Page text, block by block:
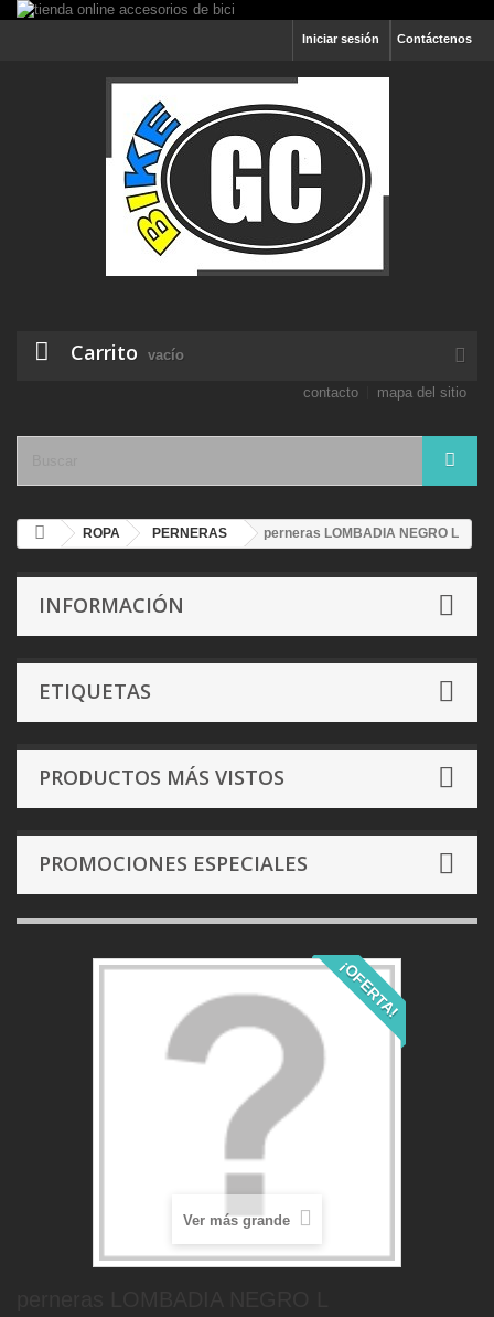
Contáctenos
Iniciar sesión
Carrito vacío
contacto mapa del sitio
ROPA PERNERAS perneras LOMBADIA NEGRO L
INFORMACIÓN
ETIQUETAS
PRODUCTOS MÁS VISTOS
PROMOCIONES ESPECIALES
¡OFERTA!
Ver más grande